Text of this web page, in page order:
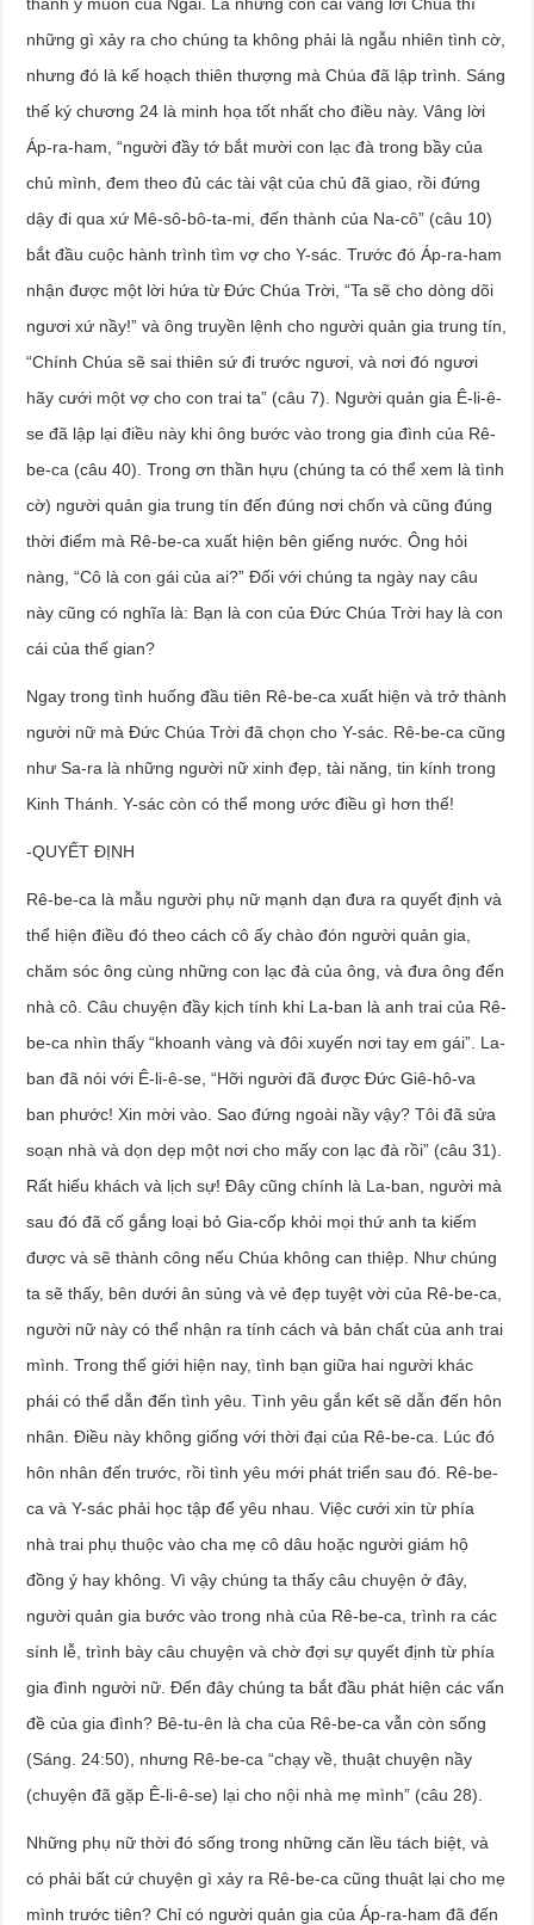
thành ý muốn của Ngài. Là những con cái vâng lời Chúa thì
những gì xảy ra cho chúng ta không phải là ngẫu nhiên tình cờ,
nhưng đó là kế hoạch thiên thượng mà Chúa đã lập trình. Sáng
thế ký chương 24 là minh họa tốt nhất cho điều này. Vâng lời
Áp-ra-ham, “người đầy tớ bắt mười con lạc đà trong bầy của
chủ mình, đem theo đủ các tài vật của chủ đã giao, rồi đứng
dậy đi qua xứ Mê-sô-bô-ta-mi, đến thành của Na-cô” (câu 10)
bắt đầu cuộc hành trình tìm vợ cho Y-sác. Trước đó Áp-ra-ham
nhận được một lời hứa từ Đức Chúa Trời, “Ta sẽ cho dòng dõi
ngươi xứ nầy!” và ông truyền lệnh cho người quản gia trung tín,
“Chính Chúa sẽ sai thiên sứ đi trước ngươi, và nơi đó ngươi
hãy cưới một vợ cho con trai ta” (câu 7). Người quản gia Ê-li-ê-
se đã lập lại điều này khi ông bước vào trong gia đình của Rê-
be-ca (câu 40). Trong ơn thần hựu (chúng ta có thể xem là tình
cờ) người quản gia trung tín đến đúng nơi chốn và cũng đúng
thời điểm mà Rê-be-ca xuất hiện bên giếng nước. Ông hỏi
nàng, “Cô là con gái của ai?” Đối với chúng ta ngày nay câu
này cũng có nghĩa là: Bạn là con của Đức Chúa Trời hay là con
cái của thế gian?
Ngay trong tình huống đầu tiên Rê-be-ca xuất hiện và trở thành
người nữ mà Đức Chúa Trời đã chọn cho Y-sác. Rê-be-ca cũng
như Sa-ra là những người nữ xinh đẹp, tài năng, tin kính trong
Kinh Thánh. Y-sác còn có thể mong ước điều gì hơn thế!
-QUYẾT ĐỊNH
Rê-be-ca là mẫu người phụ nữ mạnh dạn đưa ra quyết định và
thể hiện điều đó theo cách cô ấy chào đón người quản gia,
chăm sóc ông cùng những con lạc đà của ông, và đưa ông đến
nhà cô. Câu chuyện đầy kịch tính khi La-ban là anh trai của Rê-
be-ca nhìn thấy “khoanh vàng và đôi xuyến nơi tay em gái”. La-
ban đã nói với Ê-li-ê-se, “Hỡi người đã được Đức Giê-hô-va
ban phước! Xin mời vào. Sao đứng ngoài nầy vậy? Tôi đã sửa
soạn nhà và dọn dẹp một nơi cho mấy con lạc đà rồi” (câu 31).
Rất hiếu khách và lịch sự! Đây cũng chính là La-ban, người mà
sau đó đã cố gắng loại bỏ Gia-cốp khỏi mọi thứ anh ta kiếm
được và sẽ thành công nếu Chúa không can thiệp. Như chúng
ta sẽ thấy, bên dưới ân sủng và vẻ đẹp tuyệt vời của Rê-be-ca,
người nữ này có thể nhận ra tính cách và bản chất của anh trai
mình. Trong thế giới hiện nay, tình bạn giữa hai người khác
phái có thể dẫn đến tình yêu. Tình yêu gắn kết sẽ dẫn đến hôn
nhân. Điều này không giống với thời đại của Rê-be-ca. Lúc đó
hôn nhân đến trước, rồi tình yêu mới phát triển sau đó. Rê-be-
ca và Y-sác phải học tập để yêu nhau. Việc cưới xin từ phía
nhà trai phụ thuộc vào cha mẹ cô dâu hoặc người giám hộ
đồng ý hay không. Vì vậy chúng ta thấy câu chuyện ở đây,
người quản gia bước vào trong nhà của Rê-be-ca, trình ra các
sính lễ, trình bày câu chuyện và chờ đợi sự quyết định từ phía
gia đình người nữ. Đến đây chúng ta bắt đầu phát hiện các vấn
đề của gia đình? Bê-tu-ên là cha của Rê-be-ca vẫn còn sống
(Sáng. 24:50), nhưng Rê-be-ca “chạy về, thuật chuyện nầy
(chuyện đã gặp Ê-li-ê-se) lại cho nội nhà mẹ mình” (câu 28).
Những phụ nữ thời đó sống trong những căn lều tách biệt, và
có phải bất cứ chuyện gì xảy ra Rê-be-ca cũng thuật lại cho mẹ
mình trước tiên? Chỉ có người quản gia của Áp-ra-ham đã đến